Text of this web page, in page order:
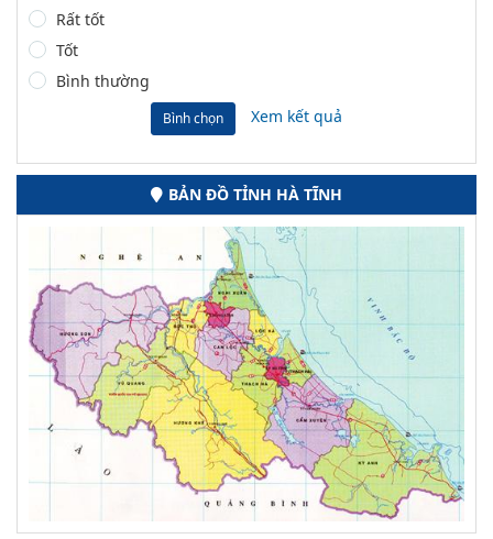
Rất tốt
Tốt
Bình thường
Bình chọn Xem kết quả
BẢN ĐỒ TỈNH HÀ TĨNH